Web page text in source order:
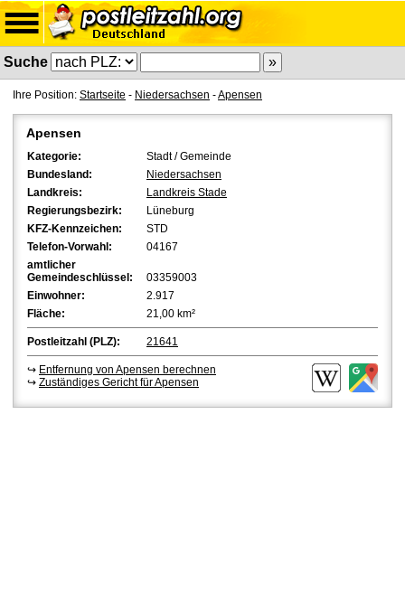
Suche
Ihre Position: Startseite - Niedersachsen -Apensen
Apensen
Kategorie:
Stadt / Gemeinde
Bundesland:
Niedersachsen
Landkreis:
Landkreis Stade
Regierungsbezirk:
Lüneburg
KFZ-Kennzeichen:
STD
Telefon-Vorwahl:
04167
amtlicher
Gemeindeschlüssel:
03359003
Einwohner:
2.917
Fläche:
21,00 km²
Postleitzahl (PLZ): 21641
↪ Entfernung von Apensen berechnen
↪ Zuständiges Gericht für Apensen